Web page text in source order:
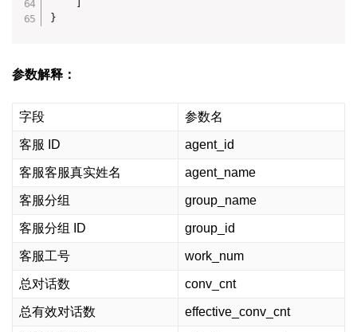
}
参数解释：
字段 参数名
客服 ID agent_id
客服客服真实姓名 agent_name
客服分组 group_name
客服分组 ID group_id
客服工号 work_num
总对话数 conv_cnt
总有效对话数 effective_conv_cnt